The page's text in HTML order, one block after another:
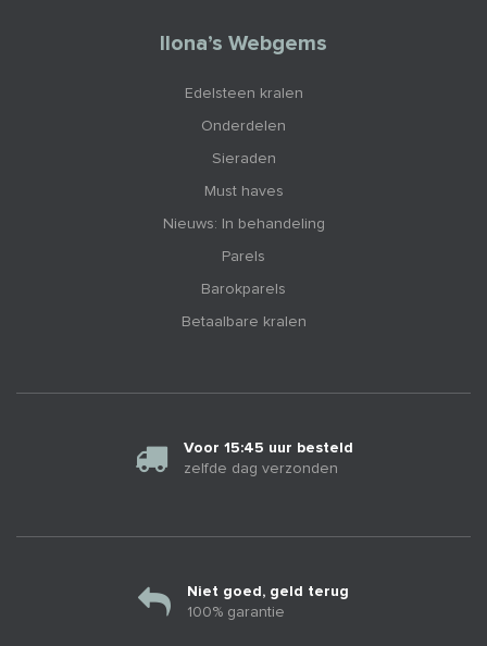
Ilona’s Webgems
Edelsteen kralen
Onderdelen
Sieraden
Must haves
Nieuws: In behandeling
Parels
Barokparels
Betaalbare kralen
Voor 15:45 uur besteld
zelfde dag verzonden
Niet goed, geld terug
100% garantie